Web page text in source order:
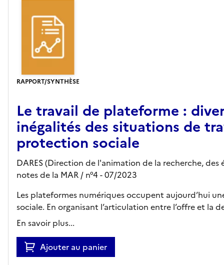
RAPPORT/SYNTHÈSE
Le travail de plateforme :
inégalités des situations de
protection sociale
DARES (Direction de l'animation de la recherche,
notes de la MAR / n°4 - 07/2023
Les plateformes numériques occupent aujourd’hui
sociale. En organisant l’articulation entre l’offre et la
En savoir plus...
Ajouter au panier